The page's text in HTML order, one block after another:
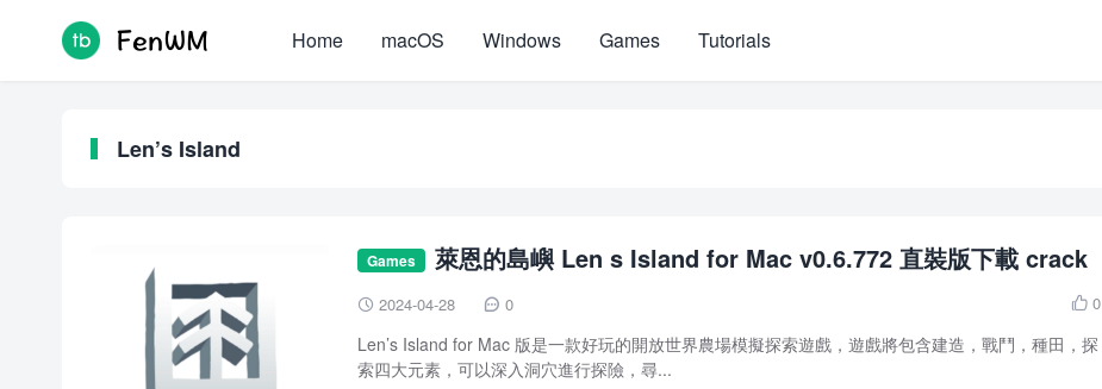
Home macOS Windows Games Tutorials
Len’s Island
Games 萊恩的島嶼 Len s Island for Mac v0.6.772 直裝版下載 crack
 2024-04-28  0  0
Len’s Island for Mac 版是一款好玩的開放世界農場模擬探索遊戲，遊戲將包含建造，戰鬥，種田，探
索四大元素，可以深入洞穴進行探險，尋...